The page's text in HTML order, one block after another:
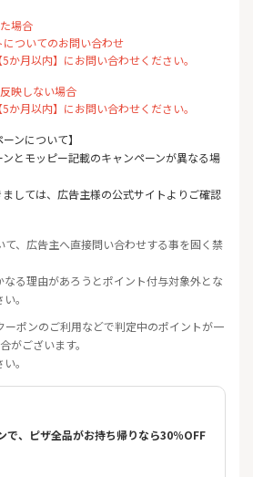
場合
ついてのお問い合わせ
月以内】にお問い合わせください。
映しない場合
月以内】にお問い合わせください。
ンについて】
とモッピー記載のキャンペーンが異なる場
しては、広告主様の公式サイトよりご確認
、広告主へ直接問い合わせする事を固く禁
る理由があろうとポイント付与対象外とな
。
ポンのご利用などで判定中のポイントが一
がございます。
。
で、ピザ全品がお持ち帰りなら30％OFF